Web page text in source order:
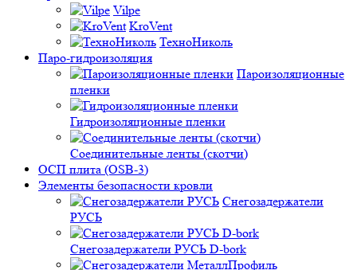
Vilpe
KroVent
ТехноНиколь
Паро-гидроизоляция
Пароизоляционные
пленки
Гидроизоляционные пленки
Соединительные ленты (скотчи)
ОСП плита (OSB-3)
Элементы безопасности кровли
Снегозадержатели
РУСЬ
Снегозадержатели РУСЬ D-bork